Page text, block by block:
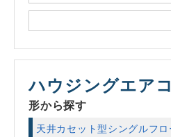
ハウジングエア
形から探す
天井カセット型シングルフロ